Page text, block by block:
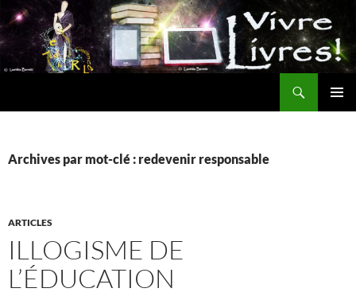
Aller
au
contenu
Archives par mot-clé : redevenir responsable
ARTICLES
ILLOGISME DE
L’ÉDUCATION